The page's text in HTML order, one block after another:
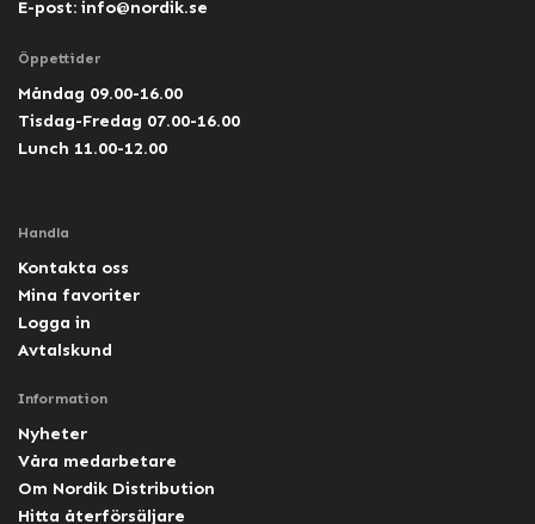
E-post: info@nordik.se
Öppettider
Måndag 09.00-16.00
Tisdag-Fredag 07.00-16.00
Lunch 11.00-12.00
Handla
Kontakta oss
Mina favoriter
Logga in
Avtalskund
Information
Nyheter
Våra medarbetare
Om Nordik Distribution
Hitta återförsäljare